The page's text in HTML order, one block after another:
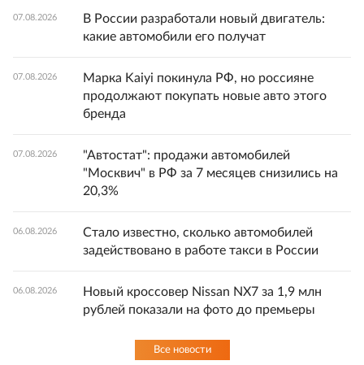
07.08.2026
В России разработали новый двигатель:
какие автомобили его получат
07.08.2026
Марка Kaiyi покинула РФ, но россияне
продолжают покупать новые авто этого
бренда
07.08.2026
"Автостат": продажи автомобилей
"Москвич" в РФ за 7 месяцев снизились на
20,3%
06.08.2026
Стало известно, сколько автомобилей
задействовано в работе такси в России
06.08.2026
Новый кроссовер Nissan NX7 за 1,9 млн
рублей показали на фото до премьеры
Все новости